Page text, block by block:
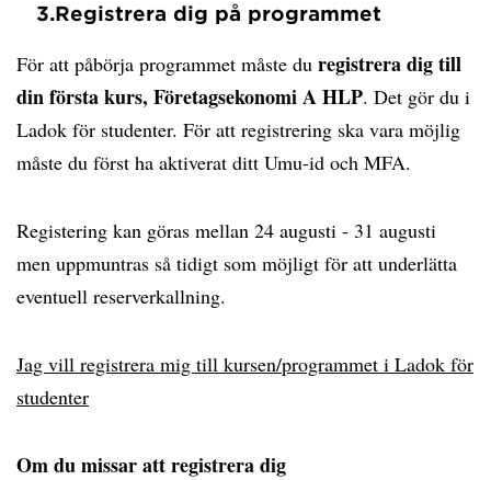
3.Registrera dig på programmet
För att påbörja programmet måste du registrera dig till
din första kurs, Företagsekonomi A HLP. Det gör du i
Ladok för studenter. För att registrering ska vara möjlig
måste du först ha aktiverat ditt Umu-id och MFA.
Registering kan göras mellan 24 augusti - 31 augusti
men uppmuntras så tidigt som möjligt för att underlätta
eventuell reserverkallning.
Jag vill registrera mig till kursen/programmet i Ladok för
studenter
Om du missar att registrera dig